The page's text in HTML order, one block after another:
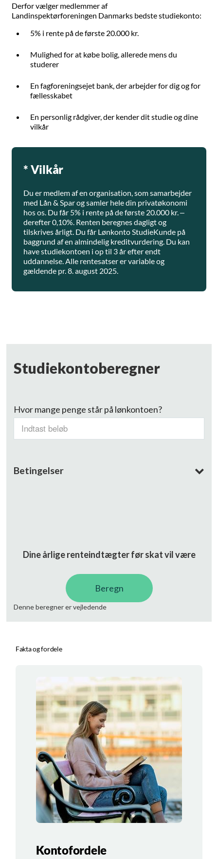
Derfor vælger medlemmer af
Landinspektørforeningen Danmarks bedste studiekonto:
5% i rente på de første 20.000 kr.
Mulighed for at købe bolig, allerede mens du
studerer
En fagforeningsejet bank, der arbejder for dig og for
fællesskabet
En personlig rådgiver, der kender dit studie og dine
vilkår
* Vilkår
Du er medlem af en organisation, som samarbejder
med Lån & Spar og samler hele din privatøkonomi
hos os. Du får 5% i rente på de første 20.000 kr. –
derefter 0,10%. Renten beregnes dagligt og
tilskrives årligt. Du får Lønkonto StudieKunde på
baggrund af en almindelig kreditvurdering. Du kan
have studiekontoen i op til 3 år efter endt
uddannelse. Alle rentesatser er variable og
gældende pr. 8. august 2025.
Fakta og fordele
Kontofordele